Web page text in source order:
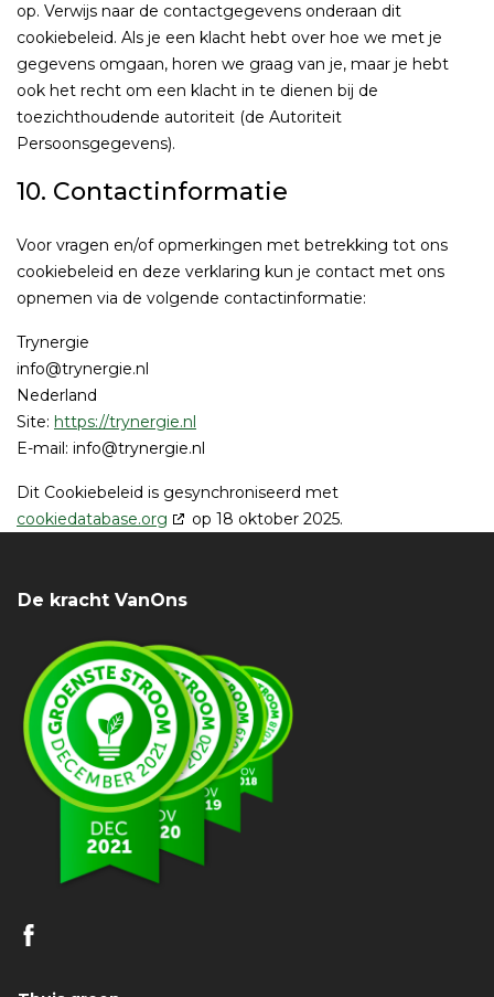
op. Verwijs naar de contactgegevens onderaan dit
cookiebeleid. Als je een klacht hebt over hoe we met je
gegevens omgaan, horen we graag van je, maar je hebt
ook het recht om een klacht in te dienen bij de
toezichthoudende autoriteit (de Autoriteit
Persoonsgegevens).
10. Contactinformatie
Voor vragen en/of opmerkingen met betrekking tot ons
cookiebeleid en deze verklaring kun je contact met ons
opnemen via de volgende contactinformatie:
Trynergie
info@trynergie.nl
Nederland
Site: https://trynergie.nl
E-mail: info@trynergie.nl
Dit Cookiebeleid is gesynchroniseerd met
cookiedatabase.org
op 18 oktober 2025.
De kracht VanOns